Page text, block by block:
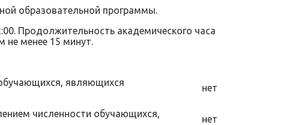
образовательной программы.
Продолжительность академического часа
не менее 15 минут.
являющихся
нет
численности обучающихся,
нет